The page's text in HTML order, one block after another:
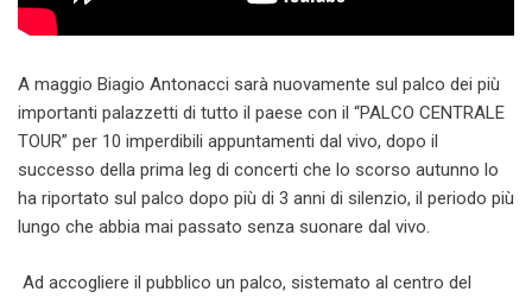
A maggio Biagio Antonacci sarà nuovamente sul palco dei più
importanti palazzetti di tutto il paese con il “PALCO CENTRALE
TOUR” per 10 imperdibili appuntamenti dal vivo, dopo il
successo della prima leg di concerti che lo scorso autunno lo
ha riportato sul palco dopo più di 3 anni di silenzio, il periodo più
lungo che abbia mai passato senza suonare dal vivo.
Ad accogliere il pubblico un palco, sistemato al centro del